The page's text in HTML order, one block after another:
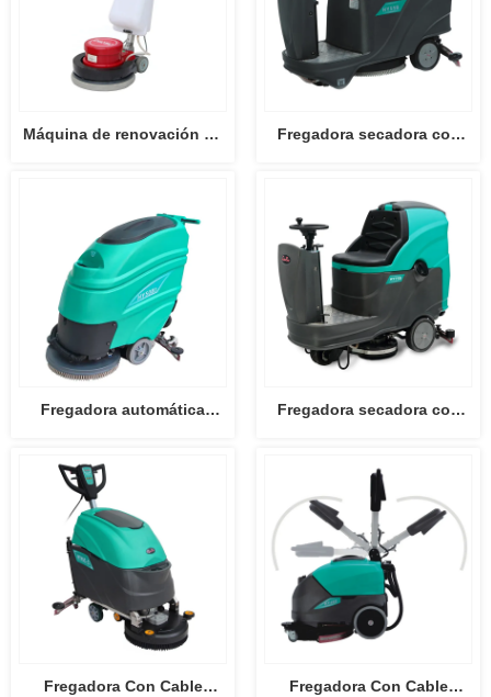
Máquina de renovación de Fregadora secadora con
HY55B
Fregadora automática Fregadora secadora con
Fregadora Con Cable Fregadora Con Cable